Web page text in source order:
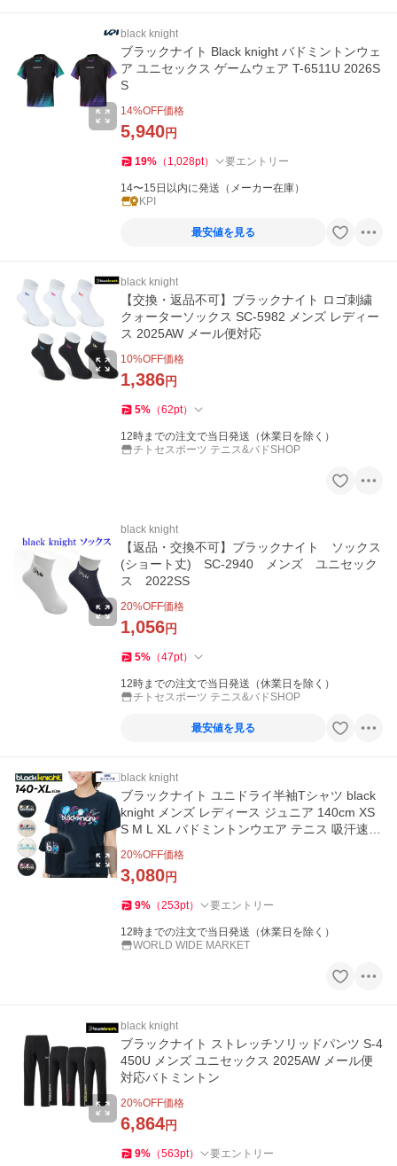
black knight
ブラックナイト Black knight バドミントンウェ
ア ユニセックス ゲームウェア T-6511U 2026S
S
14%OFF価格
5,940円
19% （ 1,028pt） 要エントリー
14〜15日以内に発送（メーカー在庫）
KPI
最安値を見る
black knight
【交換・返品不可】ブラックナイト ロゴ刺繍
クォーターソックス SC-5982 メンズ レディー
ス 2025AW メール便対応
10%OFF価格
1,386円
5% （62pt）
12時までの注文で当日発送（休業日を除く）
チトセスポーツ テニス&バドSHOP
black knight
【返品・交換不可】ブラックナイト ソックス
(ショート丈) SC-2940 メンズ ユニセック
ス 2022SS
20%OFF価格
1,056円
5% （47pt）
12時までの注文で当日発送（休業日を除く）
チトセスポーツ テニス&バドSHOP
最安値を見る
black knight
ブラックナイト ユニドライ半袖Tシャツ black
knight メンズ レディース ジュニア 140cm XS
S M L XL バドミントンウエア テニス 吸汗速乾
20%OFF価格
3,080円
9% （253pt） 要エントリー
12時までの注文で当日発送（休業日を除く）
WORLD WIDE MARKET
black knight
ブラックナイト ストレッチソリッドパンツ S-4
450U メンズ ユニセックス 2025AW メール便
対応バトミントン
20%OFF価格
6,864円
9% （563pt） 要エントリー